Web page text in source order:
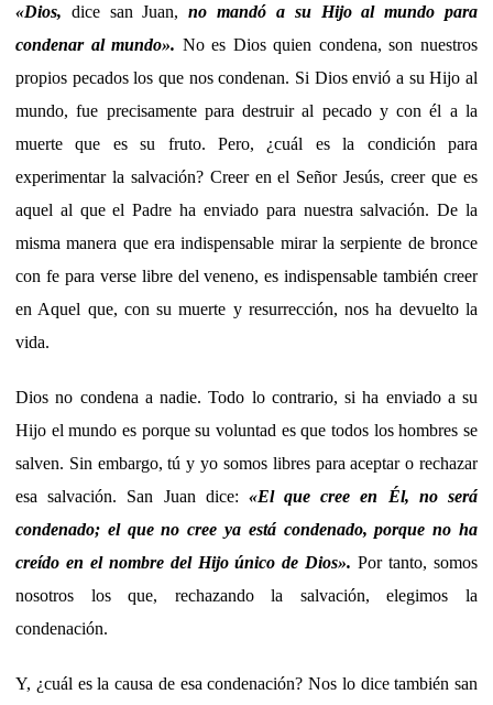
«Dios, dice san Juan, no mandó a su Hijo al mundo para
condenar al mundo». No es Dios quien condena, son nuestros
propios pecados los que nos condenan. Si Dios envió a su Hijo al
mundo, fue precisamente para destruir al pecado y con él a la
muerte que es su fruto. Pero, ¿cuál es la condición para
experimentar la salvación? Creer en el Señor Jesús, creer que es
aquel al que el Padre ha enviado para nuestra salvación. De la
misma manera que era indispensable mirar la serpiente de bronce
con fe para verse libre del veneno, es indispensable también creer
en Aquel que, con su muerte y resurrección, nos ha devuelto la
vida.
Dios no condena a nadie. Todo lo contrario, si ha enviado a su
Hijo el mundo es porque su voluntad es que todos los hombres se
salven. Sin embargo, tú y yo somos libres para aceptar o rechazar
esa salvación. San Juan dice: «El que cree en Él, no será
condenado; el que no cree ya está condenado, porque no ha
creído en el nombre del Hijo único de Dios».Por tanto, somos
nosotros los que, rechazando la salvación, elegimos la
condenación.
Y, ¿cuál es la causa de esa condenación? Nos lo dice también san